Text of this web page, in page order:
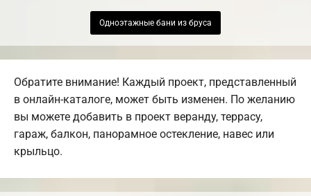
Одноэтажные бани из бруса
Обратите внимание! Каждый проект, представленный
в онлайн-каталоге, может быть изменен. По желанию
вы можете добавить в проект веранду, террасу,
гараж, балкон, панорамное остекление, навес или
крыльцо.